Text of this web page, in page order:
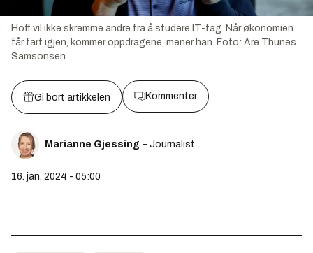
Hoff vil ikke skremme andre fra å studere IT-fag. Når økonomien
får fart igjen, kommer oppdragene, mener han. Foto: Are Thunes
Samsonsen
Gi bort artikkelen Kommenter
Marianne Gjessing – Journalist
16. jan. 2024 - 05:00